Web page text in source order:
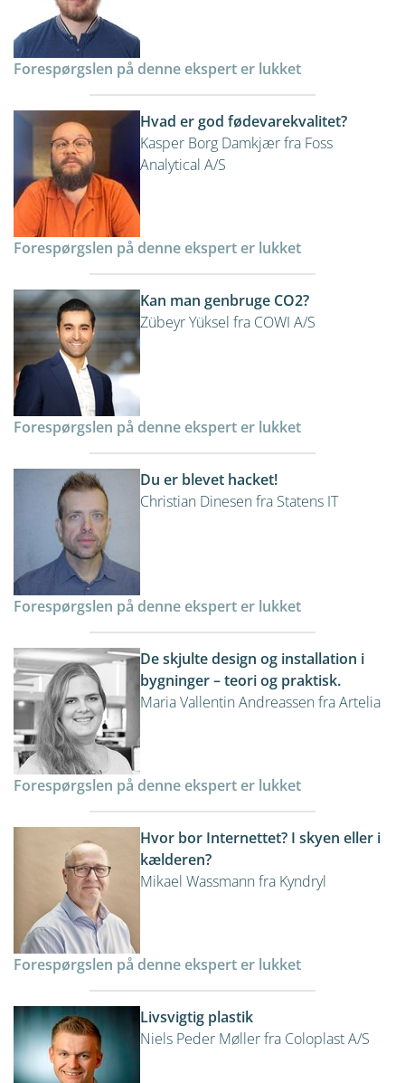
Forespørgslen på denne ekspert er lukket
Hvad er god fødevarekvalitet?
Kasper Borg Damkjær fra Foss
Analytical A/S
Forespørgslen på denne ekspert er lukket
Kan man genbruge CO2?
Zübeyr Yüksel fra COWI A/S
Forespørgslen på denne ekspert er lukket
Du er blevet hacket!
Christian Dinesen fra Statens IT
Forespørgslen på denne ekspert er lukket
De skjulte design og installation i
bygninger – teori og praktisk.
Maria Vallentin Andreassen fra Artelia
Forespørgslen på denne ekspert er lukket
Hvor bor Internettet? I skyen eller i
kælderen?
Mikael Wassmann fra Kyndryl
Forespørgslen på denne ekspert er lukket
Livsvigtig plastik
Niels Peder Møller fra Coloplast A/S